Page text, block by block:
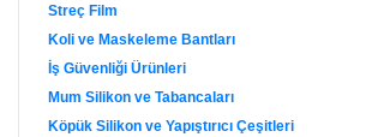
Streç Film
Koli ve Maskeleme Bantları
İş Güvenliği Ürünleri
Mum Silikon ve Tabancaları
Köpük Silikon ve Yapıştırıcı Çeşitleri